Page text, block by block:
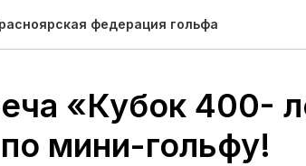
федерация гольфа
«Кубок 400-
мини-гольфу!